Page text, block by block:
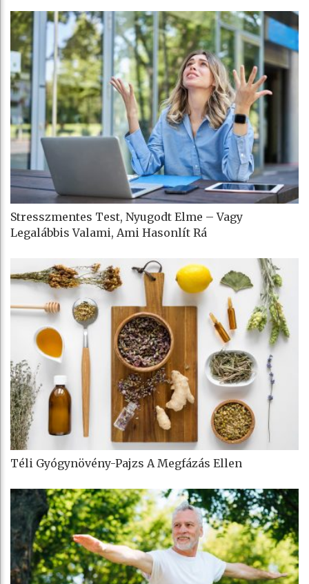
Stresszmentes Test, Nyugodt Elme – Vagy
Legalábbis Valami, Ami Hasonlít Rá
Téli Gyógynövény-Pajzs A Megfázás Ellen